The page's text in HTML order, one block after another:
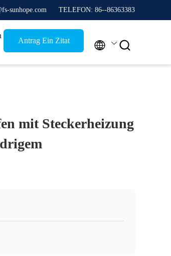
sunhope.com TELEFON: 86--86363383
Antrag Ein Zitat  
mit Steckerheizung